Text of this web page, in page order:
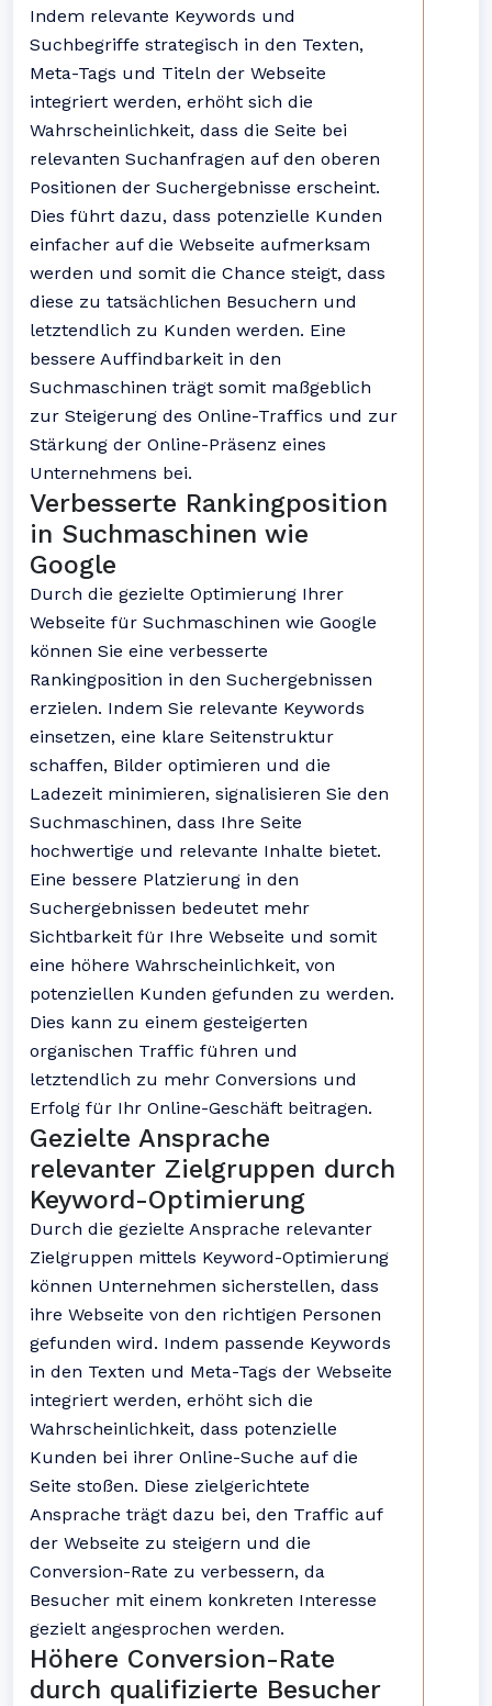
Indem relevante Keywords und
Suchbegriffe strategisch in den Texten,
Meta-Tags und Titeln der Webseite
integriert werden, erhöht sich die
Wahrscheinlichkeit, dass die Seite bei
relevanten Suchanfragen auf den oberen
Positionen der Suchergebnisse erscheint.
Dies führt dazu, dass potenzielle Kunden
einfacher auf die Webseite aufmerksam
werden und somit die Chance steigt, dass
diese zu tatsächlichen Besuchern und
letztendlich zu Kunden werden. Eine
bessere Auffindbarkeit in den
Suchmaschinen trägt somit maßgeblich
zur Steigerung des Online-Traffics und zur
Stärkung der Online-Präsenz eines
Unternehmens bei.
Verbesserte Rankingposition
in Suchmaschinen wie
Google
Durch die gezielte Optimierung Ihrer
Webseite für Suchmaschinen wie Google
können Sie eine verbesserte
Rankingposition in den Suchergebnissen
erzielen. Indem Sie relevante Keywords
einsetzen, eine klare Seitenstruktur
schaffen, Bilder optimieren und die
Ladezeit minimieren, signalisieren Sie den
Suchmaschinen, dass Ihre Seite
hochwertige und relevante Inhalte bietet.
Eine bessere Platzierung in den
Suchergebnissen bedeutet mehr
Sichtbarkeit für Ihre Webseite und somit
eine höhere Wahrscheinlichkeit, von
potenziellen Kunden gefunden zu werden.
Dies kann zu einem gesteigerten
organischen Traffic führen und
letztendlich zu mehr Conversions und
Erfolg für Ihr Online-Geschäft beitragen.
Gezielte Ansprache
relevanter Zielgruppen durch
Keyword-Optimierung
Durch die gezielte Ansprache relevanter
Zielgruppen mittels Keyword-Optimierung
können Unternehmen sicherstellen, dass
ihre Webseite von den richtigen Personen
gefunden wird. Indem passende Keywords
in den Texten und Meta-Tags der Webseite
integriert werden, erhöht sich die
Wahrscheinlichkeit, dass potenzielle
Kunden bei ihrer Online-Suche auf die
Seite stoßen. Diese zielgerichtete
Ansprache trägt dazu bei, den Traffic auf
der Webseite zu steigern und die
Conversion-Rate zu verbessern, da
Besucher mit einem konkreten Interesse
gezielt angesprochen werden.
Höhere Conversion-Rate
durch qualifizierte Besucher